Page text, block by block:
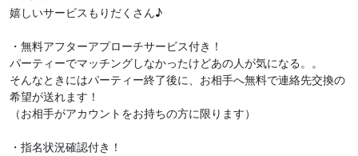
嬉しいサービスもりだくさん♪
・無料アフターアプローチサービス付き！
パーティーでマッチングしなかったけどあの人が気になる。。
そんなときにはパーティー終了後に、お相手へ無料で連絡先交換の
希望が送れます！
（お相手がアカウントをお持ちの方に限ります）
・指名状況確認付き！